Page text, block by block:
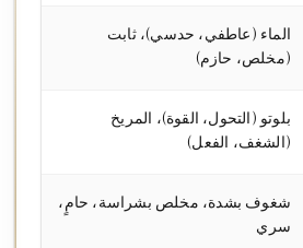
الماء (عاطفي، حدسي)، ثابت
(مخلص، حازم)
بلوتو (التحول، القوة)، المريخ
(الشغف، الفعل)
شغوف بشدة، مخلص بشراسة، حامٍ،
سري